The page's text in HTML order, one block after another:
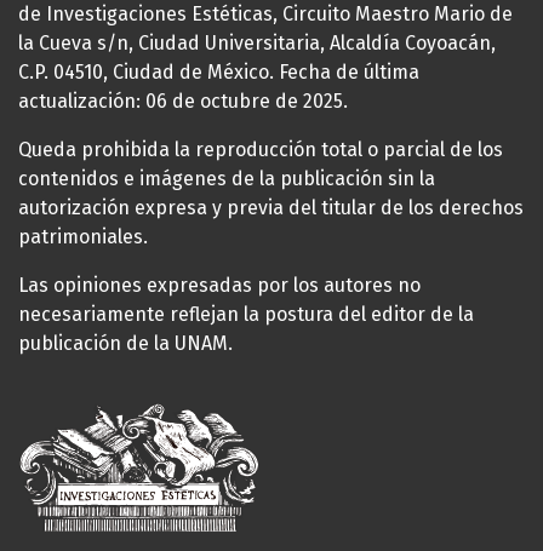
de Investigaciones Estéticas, Circuito Maestro Mario de
la Cueva s/n, Ciudad Universitaria, Alcaldía Coyoacán,
C.P. 04510, Ciudad de México. Fecha de última
actualización: 06 de octubre de 2025.
Queda prohibida la reproducción total o parcial de los
contenidos e imágenes de la publicación sin la
autorización expresa y previa del titular de los derechos
patrimoniales.
Las opiniones expresadas por los autores no
necesariamente reflejan la postura del editor de la
publicación de la UNAM.